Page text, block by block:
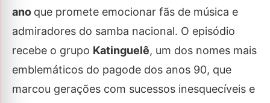
ano que promete emocionar fãs de música e
admiradores do samba nacional. O episódio
recebe o grupo Katinguelê, um dos nomes mais
emblemáticos do pagode dos anos 90, que
marcou gerações com sucessos inesquecíveis e